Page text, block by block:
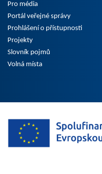
Pro média
Portál veřejné správy
Prohlášení o přístupnosti
Projekty
Slovník pojmů
Volná místa